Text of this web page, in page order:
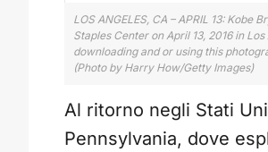
LOS ANGELES, CA – APRIL 13:
Staples Center on April 13, 2016 in
downloading and or using this
(Photo by Harry How/Getty Images)
Al ritorno negli Stati
Pennsylvania, dove